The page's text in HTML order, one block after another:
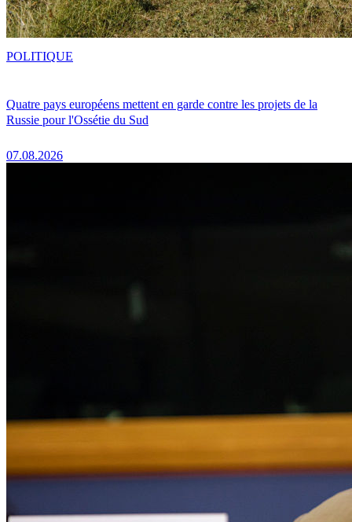
Quatre pays européens mettent en garde contre les projets de la
Russie pour l'Ossétie du Sud
07.08.2026
POLITIQUE